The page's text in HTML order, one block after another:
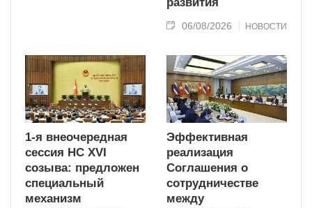
06/08/2026 НОВОСТИ
1-я внеочередная
сессия НС XVI
созыва: предложен
специальный
механизм
Эффективная
реализация
Соглашения о
сотрудничестве
между